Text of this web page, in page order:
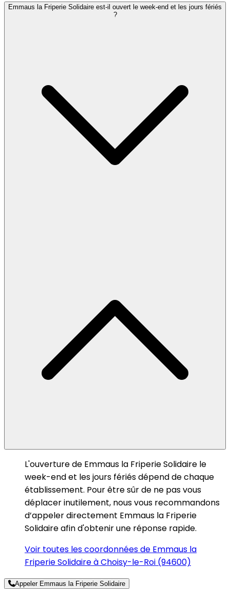
Emmaus la Friperie Solidaire est-il ouvert le week-end et les jours fériés
?
L'ouverture de Emmaus la Friperie Solidaire le
week-end et les jours fériés dépend de chaque
établissement. Pour être sûr de ne pas vous
déplacer inutilement, nous vous recommandons
d’appeler directement Emmaus la Friperie
Solidaire afin d'obtenir une réponse rapide.
Voir toutes les coordonnées de Emmaus la
Friperie Solidaire à Choisy-le-Roi (94600)
Appeler Emmaus la Friperie Solidaire